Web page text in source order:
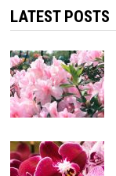
LATEST POSTS